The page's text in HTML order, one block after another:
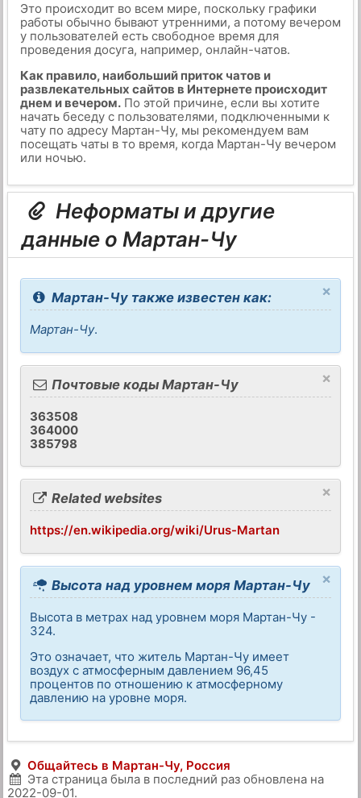
Это происходит во всем мире, поскольку графики
работы обычно бывают утренними, а потому вечером
у пользователей есть свободное время для
проведения досуга, например, онлайн-чатов.
Как правило, наибольший приток чатов и
развлекательных сайтов в Интернете происходит
днем и вечером.По этой причине, если вы хотите
начать беседу с пользователями, подключенными к
чату по адресу Мартан-Чу, мы рекомендуем вам
посещать чаты в то время, когда Мартан-Чу вечером
или ночью.
Неформаты и другие
данные о Мартан-Чу
×
Мартан-Чу также известен как:
Мартан-Чу.
×
Почтовые коды Мартан-Чу
363508
364000
385798
×
Related websites
https://en.wikipedia.org/wiki/Urus-Martan
×
Высота над уровнем моря Мартан-Чу
Высота в метрах над уровнем моря Мартан-Чу -
324.
Это означает, что житель Мартан-Чу имеет
воздух с атмосферным давлением 96,45
процентов по отношению к атмосферному
давлению на уровне моря.
Общайтесь в Мартан-Чу, Россия
Эта страница была в последний раз обновлена на
2022-09-01.